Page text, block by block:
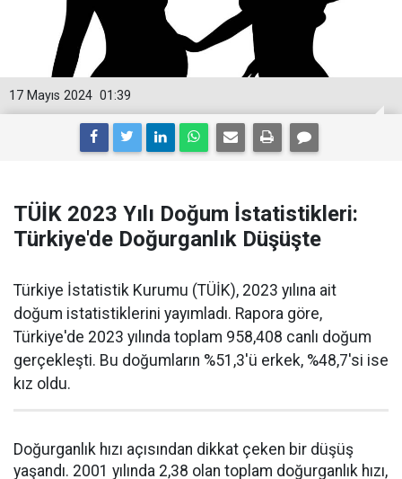
01:39
17 Mayıs 2024
TÜİK 2023 Yılı Doğum İstatistikleri:
Türkiye'de Doğurganlık Düşüşte
Türkiye İstatistik Kurumu (TÜİK), 2023 yılına ait
doğum istatistiklerini yayımladı. Rapora göre,
Türkiye'de 2023 yılında toplam 958,408 canlı doğum
gerçekleşti. Bu doğumların %51,3'ü erkek, %48,7'si ise
kız oldu.
Doğurganlık hızı açısından dikkat çeken bir düşüş
yaşandı. 2001 yılında 2,38 olan toplam doğurganlık hızı,